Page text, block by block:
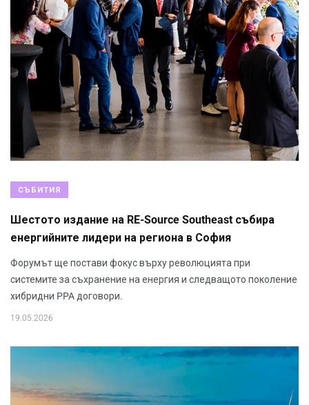
СЪБИТИЯ
Шестото издание на RE-Source Southeast събира
енергийните лидери на региона в София
Форумът ще постави фокус върху революцията при
системите за съхранение на енергия и следващото поколение
хибридни PPA договори.
19.05.2026